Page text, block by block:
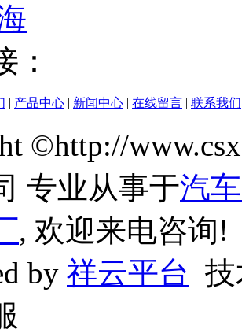
：
| 产品中心 | 新闻中心 | 在线留言 | 联系我们
©http://
专业从事于汽
, 欢迎来电咨询!
by 祥云平台